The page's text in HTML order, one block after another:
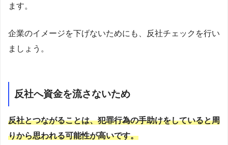
ます。
企業のイメージを下げないためにも、反社チェックを行い
ましょう。
反社へ資金を流さないため
反社とつながることは、犯罪行為の手助けをしていると周
りから思われる可能性が高いです。